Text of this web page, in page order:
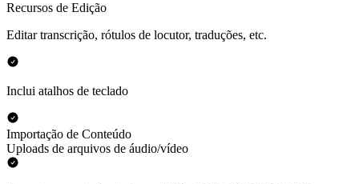
Recursos de Edição
Editar transcrição, rótulos de locutor, traduções, etc.
Inclui atalhos de teclado
Importação de Conteúdo
Uploads de arquivos de áudio/vídeo